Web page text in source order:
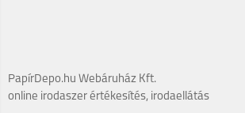
PapírDepo.hu Webáruház Kft.
online irodaszer értékesítés, irodaellátás